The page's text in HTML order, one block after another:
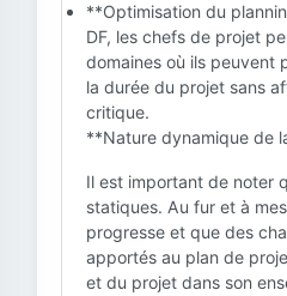
**Optimisation du
DF, les chefs de projet
domaines où ils peuvent
la durée du projet sans
critique.
**Nature dynamique de
Il est important de noter
statiques. Au fur et à
progresse et que des
apportés au plan de
et du projet dans son